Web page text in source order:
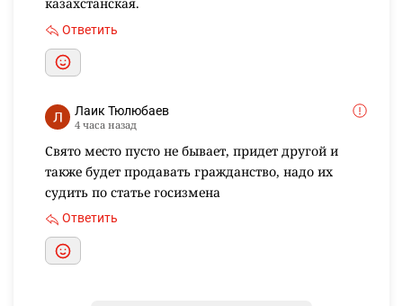
Ответить
Лаик Тюлюбаев
4 часа назад
Свято место пусто не бывает, придет другой и
также будет продавать гражданство, надо их
судить по статье госизмена
Ответить